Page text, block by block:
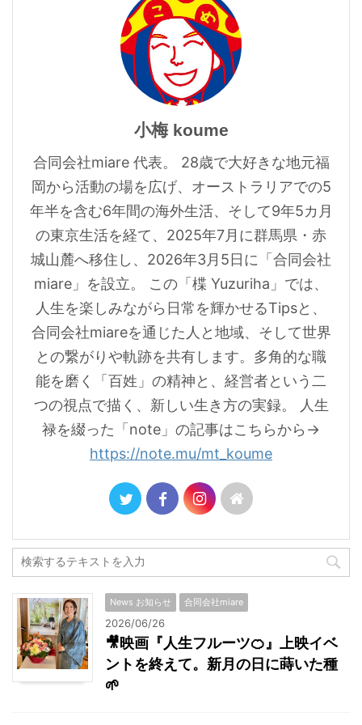
小梅 koume
合同会社miare 代表。 28歳で大好きな地元福
岡から活動の場を広げ、オーストラリアでの5
年半を含む6年間の海外生活、そして9年5カ月
の東京生活を経て、2025年7月に群馬県・赤
城山麓へ移住し、2026年3月5日に「合同会社
miare」を設立。 この「楪 Yuzuriha」では、
人生を楽しみながら日常を輝かせるTipsと、
合同会社miareを通じた人と地域、そして世界
との繋がりや軌跡を共有します。多角的な職
能を磨く「百姓」の精神と、経営者という二
つの視点で描く、新しい生き方の実録。 人生
禄を綴った「note」の記事はこちらから→
https://note.mu/mt_koume
News お知らせ 合同会社miare
2026/06/26
🎥映画『人生フルーツ🍊』上映イベ
ントを終えて。新月の日に蒔いた種
🌱